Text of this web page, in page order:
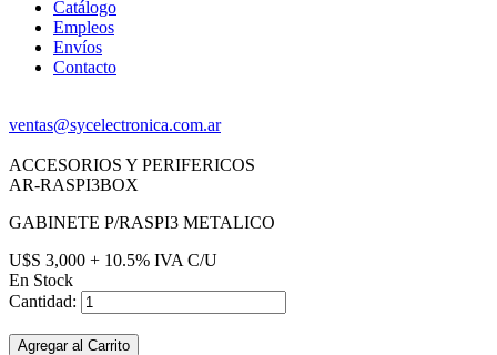
Catálogo
Empleos
Envíos
Contacto
ventas@sycelectronica.com.ar
ACCESORIOS Y PERIFERICOS
AR-RASPI3BOX
GABINETE P/RASPI3 METALICO
U$S 3,000 + 10.5% IVA C/U
En Stock
Cantidad:
Agregar al Carrito